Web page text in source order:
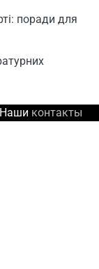
поради для
контакты